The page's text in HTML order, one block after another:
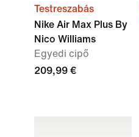
Testreszabás
Nike Air Max Plus By
Nico Williams
Egyedi cipő
209,99 €